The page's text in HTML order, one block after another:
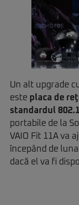
Un alt upgrade
este placa de
standardul
portabile de la
VAIO Fit 11A va
începând de
dacă el va fi